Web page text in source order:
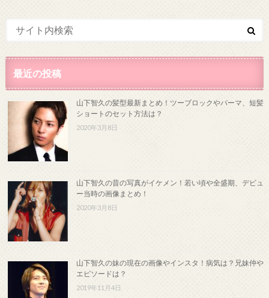
最近の投稿
山下智久の髪型最新まとめ！ツーブロックやパーマ、短髪
ショートのセット方法は？
2020年3月8日
山下智久の昔の写真がイケメン！若い頃や全盛期、デビュ
ー当時の画像まとめ！
2020年3月8日
山下智久の妹の現在の画像やインスタ！病気は？兄妹仲や
エピソードは？
2019年11月4日